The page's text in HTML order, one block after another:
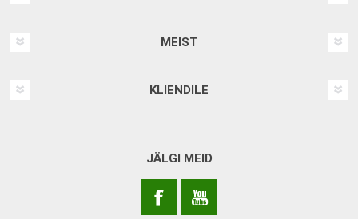
MEIST
KLIENDILE
JÄLGI MEID